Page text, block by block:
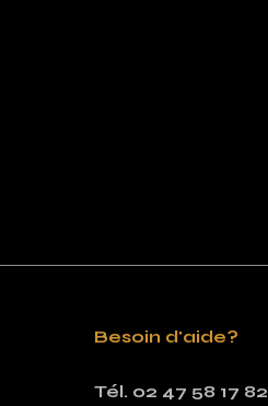
Besoin d'aide?
Tél. 02 47 58 17 82